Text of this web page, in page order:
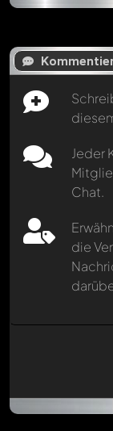
Jeder
Chat.
die